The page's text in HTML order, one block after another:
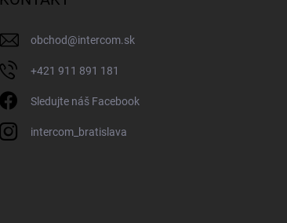
obchod@intercom.sk
+421 911 891 181
Sledujte náš Facebook
intercom_bratislava